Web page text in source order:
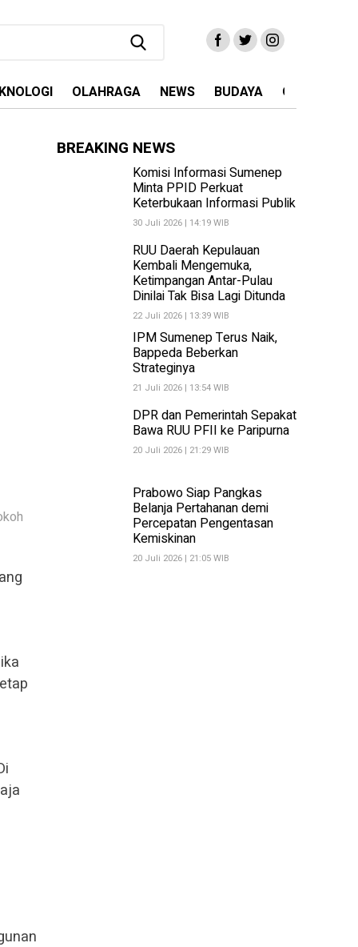
OLAHRAGA NEWS BUDAYA OPINI
BREAKING NEWS
Komisi Informasi Sumenep
Minta PPID Perkuat
Keterbukaan Informasi Publik
30 Juli 2026 | 14:19 WIB
RUU Daerah Kepulauan
Kembali Mengemuka,
Ketimpangan Antar-Pulau
Dinilai Tak Bisa Lagi Ditunda
22 Juli 2026 | 13:39 WIB
IPM Sumenep Terus Naik,
Bappeda Beberkan
Strateginya
21 Juli 2026 | 13:54 WIB
DPR dan Pemerintah Sepakat
Bawa RUU PFII ke Paripurna
20 Juli 2026 | 21:29 WIB
Prabowo Siap Pangkas
Belanja Pertahanan demi
Percepatan Pengentasan
Kemiskinan
20 Juli 2026 | 21:05 WIB